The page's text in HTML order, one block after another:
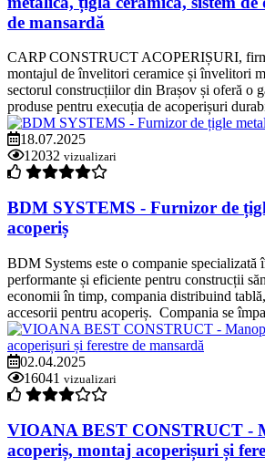
de mansardă
CARP CONSTRUCT ACOPERIȘURI,
montajul de învelitori ceramice și învelitori
sectorul construcțiilor din Brașov și oferă o
produse pentru execuția de acoperișuri
18.07.2025
12032 vizualizari
BDM SYSTEMS - Furnizor de
acoperiș
BDM Systems este o companie specializată
performante și eficiente pentru construcții
economii în timp, compania distribuind
accesorii pentru acoperiș. Compania se
02.04.2025
16041 vizualizari
VIOANA BEST CONSTRUCT -
acoperiș, montaj acoperișuri și